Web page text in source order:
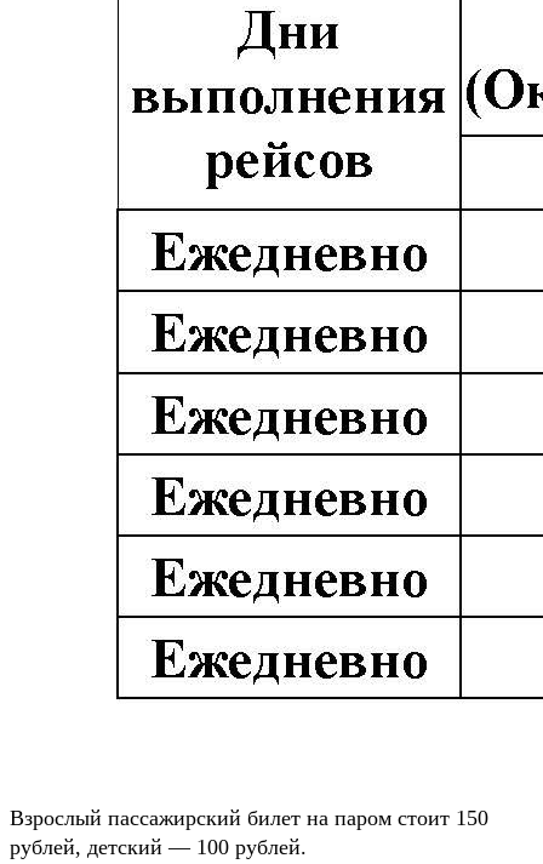
Взрослый пассажирский билет на паром стоит 150
рублей, детский — 100 рублей.